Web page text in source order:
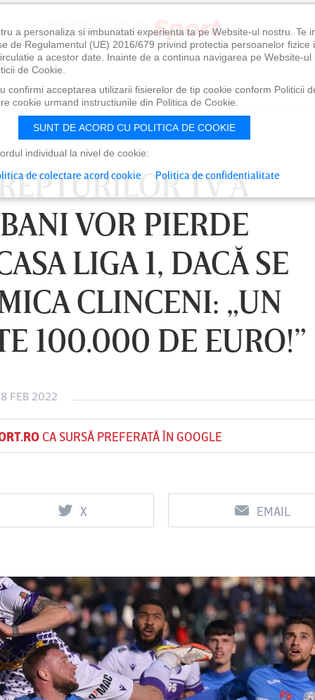
TV A
VOR PIERDE
LIGA 1, DACĂ SE
CLINCENI: „UN
100.000 DE EURO!”
8 FEB 2022
CA SURSĂ PREFERATĂ ÎN GOOGLE
X EMAIL
FCSB
VINERI 07 AUG, 21:00
UTA Arad Rapid
a personaliza si imbunatati experienta ta pe Website-ul nostru. Te
de Regulamentul (UE) 2016/679 privind protectia persoanelor
a acestor date. Inainte de a continua navigarea pe Website-
de Cookie.
confirmi acceptarea utilizarii fisierelor de tip cookie conform Politicii
cookie urmand instructiunile din Politica de Cookie.
SUNT DE ACORD CU POLITICA DE COOKIE
individual la nivel de cookie:
de colectare acord cookie Politica de confidentialitate